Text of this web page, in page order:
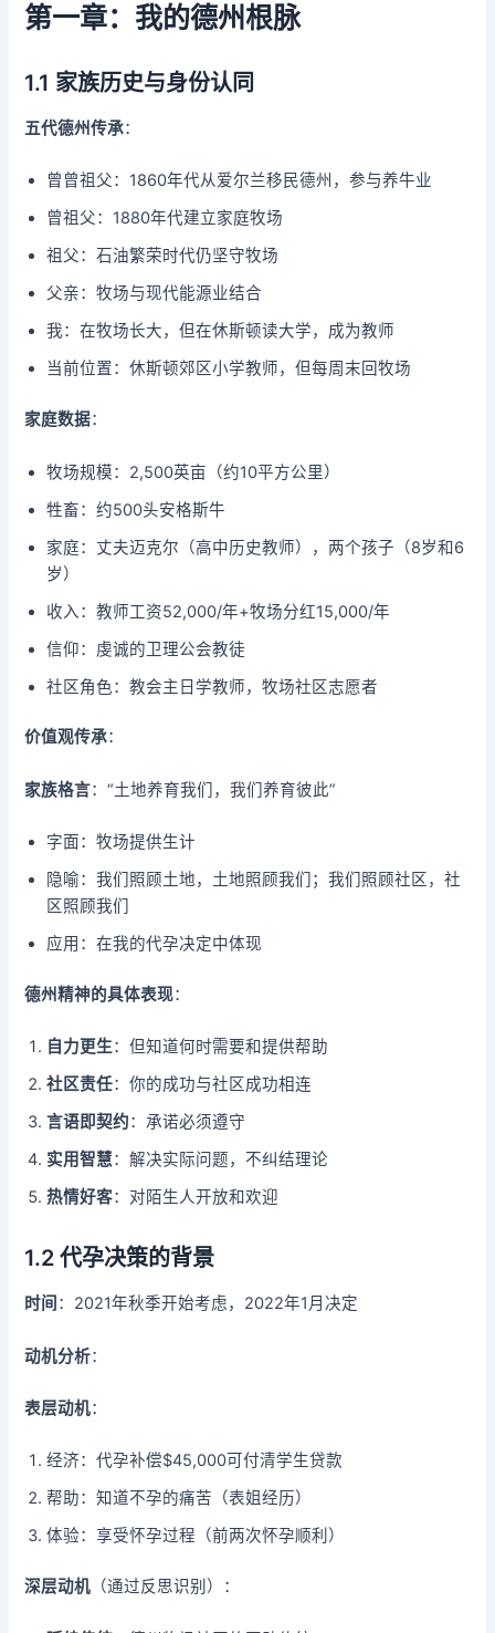
第一章：我的德州根脉
1.1 家族历史与身份认同
五代德州传承：
曾曾祖父：1860年代从爱尔兰移民德州，参与养牛业
曾祖父：1880年代建立家庭牧场
祖父：石油繁荣时代仍坚守牧场
父亲：牧场与现代能源业结合
我：在牧场长大，但在休斯顿读大学，成为教师
当前位置：休斯顿郊区小学教师，但每周末回牧场
家庭数据：
牧场规模：2,500英亩（约10平方公里）
牲畜：约500头安格斯牛
家庭：丈夫迈克尔（高中历史教师），两个孩子（8岁和6
岁）
收入：教师工资52,000/年+牧场分红15,000/年
信仰：虔诚的卫理公会教徒
社区角色：教会主日学教师，牧场社区志愿者
价值观传承：
家族格言：“土地养育我们，我们养育彼此”
字面：牧场提供生计
隐喻：我们照顾土地，土地照顾我们；我们照顾社区，社
区照顾我们
应用：在我的代孕决定中体现
德州精神的具体表现：
自力更生：但知道何时需要和提供帮助
社区责任：你的成功与社区成功相连
言语即契约：承诺必须遵守
实用智慧：解决实际问题，不纠结理论
热情好客：对陌生人开放和欢迎
1.2 代孕决策的背景
时间 ：2021年秋季开始考虑，2022年1月决定
动机分析：
表层动机：
经济：代孕补偿$45,000可付清学生贷款
帮助：知道不孕的痛苦（表姐经历）
体验：享受怀孕过程（前两次怀孕顺利）
深层动机 （通过反思识别）：